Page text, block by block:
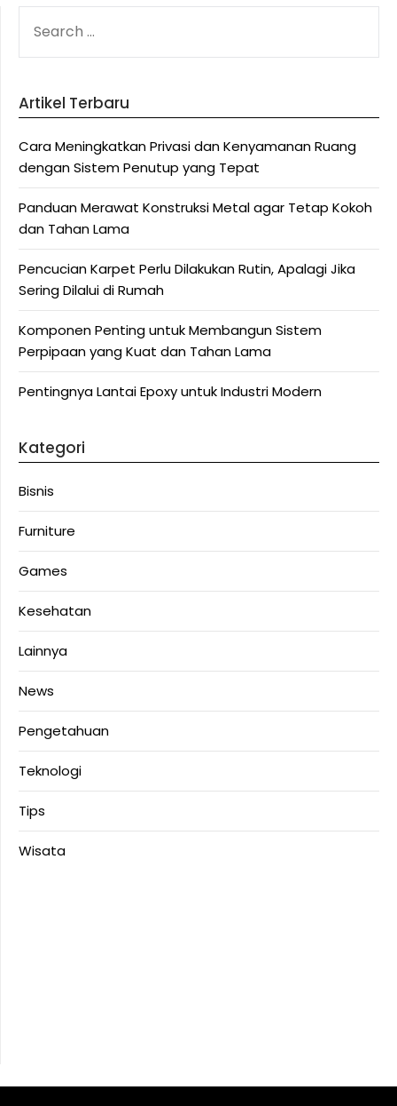
FOR:
Artikel Terbaru
Cara Meningkatkan Privasi dan Kenyamanan Ruang
dengan Sistem Penutup yang Tepat
Panduan Merawat Konstruksi Metal agar Tetap Kokoh
dan Tahan Lama
Pencucian Karpet Perlu Dilakukan Rutin, Apalagi Jika
Sering Dilalui di Rumah
Komponen Penting untuk Membangun Sistem
Perpipaan yang Kuat dan Tahan Lama
Pentingnya Lantai Epoxy untuk Industri Modern
Kategori
Bisnis
Furniture
Games
Kesehatan
Lainnya
News
Pengetahuan
Teknologi
Tips
Wisata